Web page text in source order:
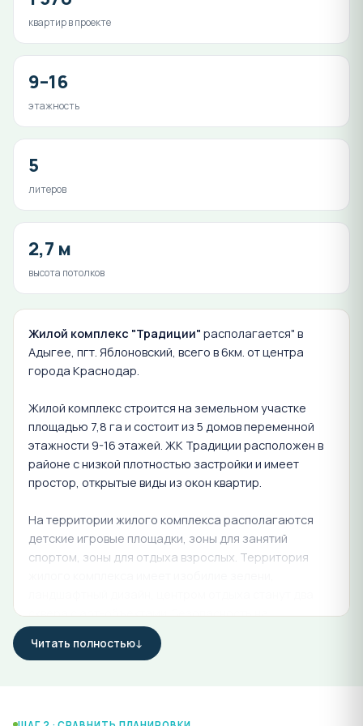
квартир в проекте
9–16
этажность
5
литеров
2,7 м
высота потолков
Жилой комплекс "Традиции" располагается" в
Адыгее, пгт. Яблоновский, всего в 6км. от центра
города Краснодар.
Жилой комплекс строится на земельном участке
площадью 7,8 га и состоит из 5 домов переменной
этажности 9-16 этажей. ЖК Традиции расположен в
районе с низкой плотностью застройки и имеет
простор, открытые виды из окон квартир.
На территории жилого комплекса располагаются
детские игровые площадки, зоны для занятий
спортом, зоны для отдыха взрослых. Территория
сквера с арт-объектами. Безопасность на
территории комплекса обеспечивается
круглосуточным видеонаблюдением с
Читать полностью